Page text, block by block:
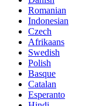
Romanian
Indonesian
Czech
Afrikaans
Swedish
Polish
Basque
Catalan
Esperanto